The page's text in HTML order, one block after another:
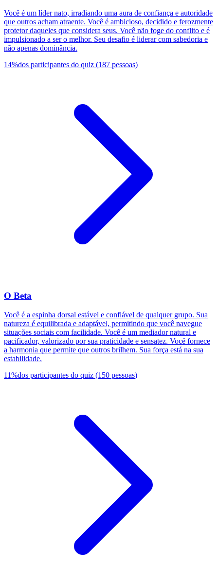
Você é um líder nato, irradiando uma aura de confiança e autoridade
que outros acham atraente. Você é ambicioso, decidido e ferozmente
protetor daqueles que considera seus. Você não foge do conflito e é
impulsionado a ser o melhor. Seu desafio é liderar com sabedoria e
não apenas dominância.
14%dos participantes do quiz (187 pessoas)
O Beta
Você é a espinha dorsal estável e confiável de qualquer grupo. Sua
natureza é equilibrada e adaptável, permitindo que você navegue
situações sociais com facilidade. Você é um mediador natural e
pacificador, valorizado por sua praticidade e sensatez. Você fornece
a harmonia que permite que outros brilhem. Sua força está na sua
estabilidade.
11%dos participantes do quiz (150 pessoas)